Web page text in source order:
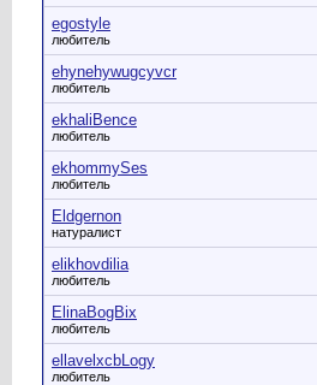
egostyle
любитель
ehynehywugcyvcr
любитель
ekhaliBence
любитель
ekhommySes
любитель
Eldgernon
натуралист
elikhovdilia
любитель
ElinaBogBix
любитель
ellavelxcbLogy
любитель